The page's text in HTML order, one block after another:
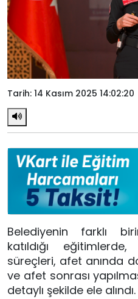
Tarih: 14 Kasım 2025 14:02:20
Belediyenin farklı
katıldığı
süreçleri, afet anında
ve afet sonrası
detaylı şekilde ele alındı.